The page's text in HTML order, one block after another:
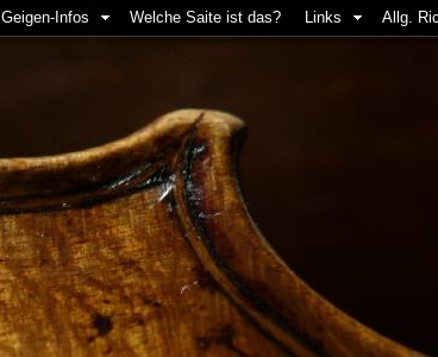
Geigen-Infos Welche Saite ist das? Links Allg.